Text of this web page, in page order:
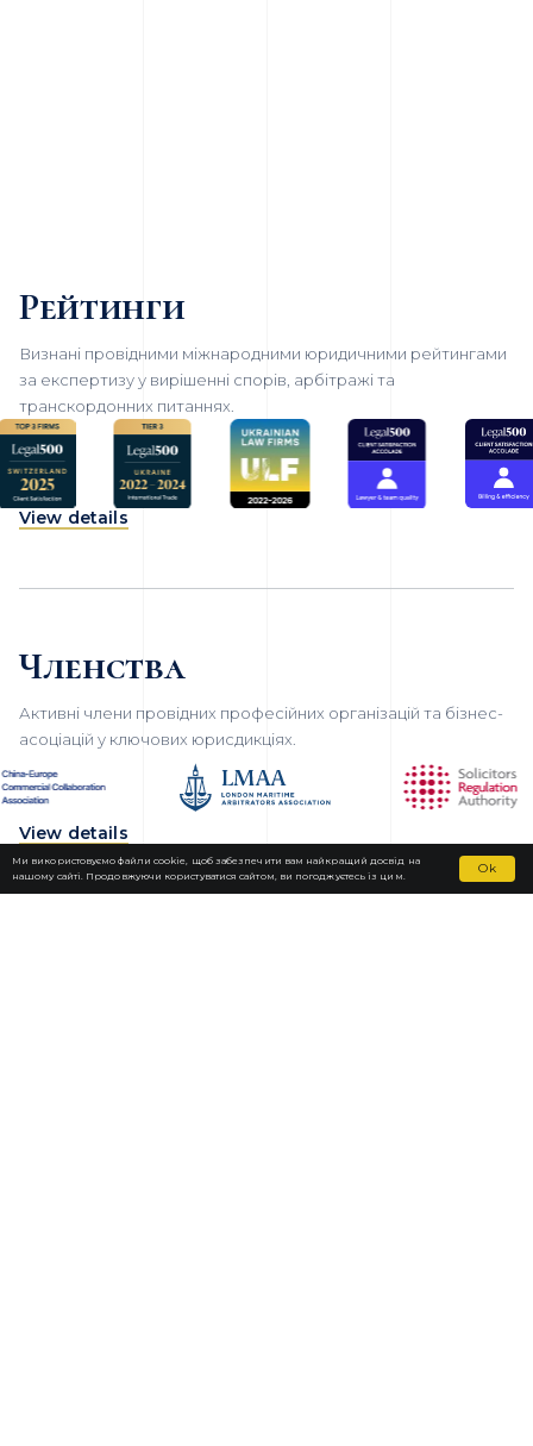
Рейтинги
Визнані провідними міжнародними юридичними рейтингами
за експертизу у вирішенні спорів, арбітражі та
транскордонних питаннях.
View details
Членства
Активні члени провідних професійних організацій та бізнес-
асоціацій у ключових юрисдикціях.
View details
Ми використовуємо файли cookie, щоб забезпечити вам найкращий досвід на
нашому сайті. Продовжуючи користуватися сайтом, ви погоджуєтесь із цим.
Ok